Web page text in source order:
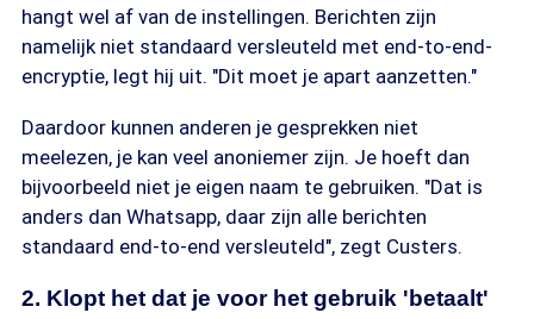
hangt wel af van de instellingen. Berichten zijn
namelijk niet standaard versleuteld met end-to-end-
encryptie, legt hij uit. "Dit moet je apart aanzetten."
Daardoor kunnen anderen je gesprekken niet
meelezen, je kan veel anoniemer zijn. Je hoeft dan
bijvoorbeeld niet je eigen naam te gebruiken. "Dat is
anders dan Whatsapp, daar zijn alle berichten
standaard end-to-end versleuteld", zegt Custers.
2. Klopt het dat je voor het gebruik 'betaalt'